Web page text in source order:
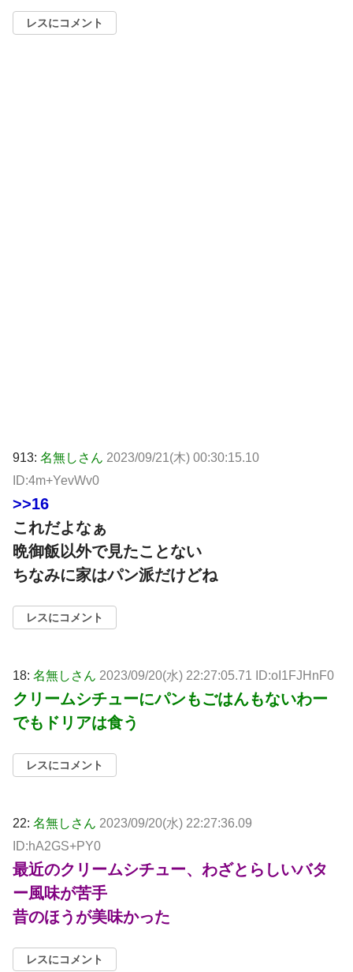
レスにコメント
913: 名無しさん 2023/09/21(木) 00:30:15.10
ID:4m+YevWv0
>>16
これだよなぁ
晩御飯以外で見たことない
ちなみに家はパン派だけどね
レスにコメント
18: 名無しさん 2023/09/20(水) 22:27:05.71 ID:oI1FJHnF0
クリームシチューにパンもごはんもないわー
でもドリアは食う
レスにコメント
22: 名無しさん 2023/09/20(水) 22:27:36.09
ID:hA2GS+PY0
最近のクリームシチュー、わざとらしいバタ
ー風味が苦手
昔のほうが美味かった
レスにコメント